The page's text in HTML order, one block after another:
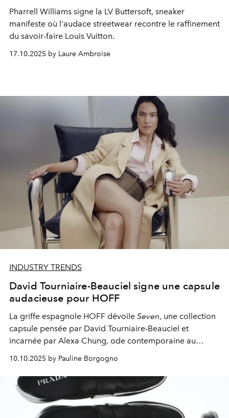
Pharrell Williams signe la LV Buttersoft, sneaker
manifeste où l'audace streetwear recontre le raffinement
du savoir-faire Louis Vuitton.
17.10.2025 by Laure Ambroise
INDUSTRY TRENDS
David Tourniaire-Beauciel signe une capsule
audacieuse pour HOFF
La griffe espagnole HOFF dévoile Seven, une collection
capsule pensée par David Tourniaire-Beauciel et
incarnée par Alexa Chung, ode contemporaine au
10.10.2025 by Pauline Borgogno